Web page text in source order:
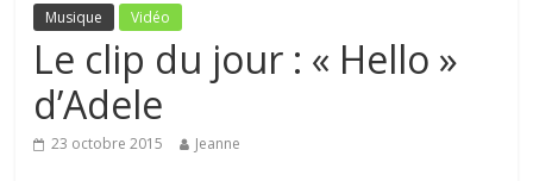
Musique Vidéo
Le clip du jour : « Hello »
d’Adele
23 octobre 2015 Jeanne